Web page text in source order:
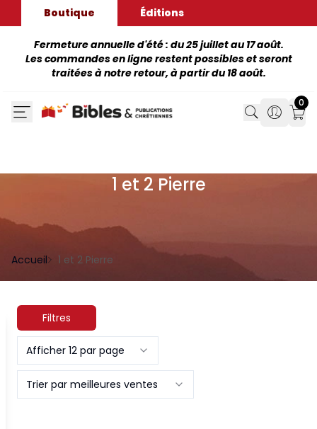
Boutique Éditions
Fermeture annuelle d'été : du 25 juillet au 17 août.
Les commandes en ligne restent possibles et seront
traitées à notre retour, à partir du 18 août.
Search
Search
0
1 et 2 Pierre
Accueil 1 et 2 Pierre
Filtres
Afficher 12 par page
Trier par meilleures ventes